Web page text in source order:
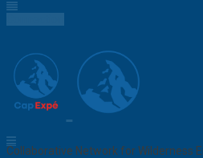
Collaborative Network for Wilderness